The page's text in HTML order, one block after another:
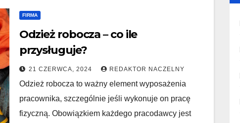
FIRMA
Odzież robocza – co ile
przysługuje?
21 CZERWCA, 2024 REDAKTOR NACZELNY
Odzież robocza to ważny element wyposażenia
pracownika, szczególnie jeśli wykonuje on pracę
fizyczną. Obowiązkiem każdego pracodawcy jest